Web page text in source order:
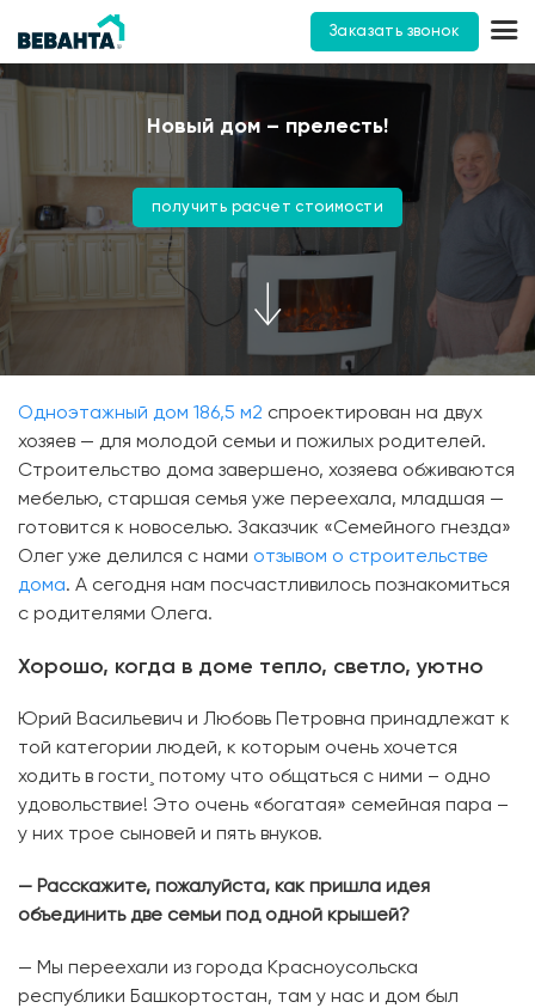
Заказать звонок
Новый дом – прелесть!
получить расчет стоимости
Одноэтажный дом 186,5 м2 спроектирован на двух
хозяев — для молодой семьи и пожилых родителей.
Строительство дома завершено, хозяева обживаются
мебелью, старшая семья уже переехала, младшая —
готовится к новоселью. Заказчик «Семейного гнезда»
Олег уже делился с нами отзывом о строительстве
дома. А сегодня нам посчастливилось познакомиться
с родителями Олега.
Хорошо, когда в доме тепло, светло, уютно
Юрий Васильевич и Любовь Петровна принадлежат к
той категории людей, к которым очень хочется
ходить в гости¸ потому что общаться с ними – одно
удовольствие! Это очень «богатая» семейная пара –
у них трое сыновей и пять внуков.
— Расскажите, пожалуйста, как пришла идея
объединить две семьи под одной крышей?
— Мы переехали из города Красноусольска
республики Башкортостан, там у нас и дом был